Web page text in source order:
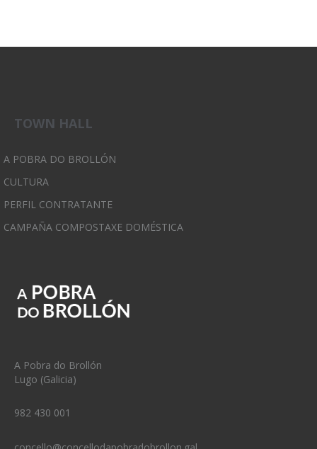
TOWN HALL
A POBRA DO BROLLÓN
CULTURA
PERFIL CONTRATANTE
CAMPAÑA COMPOSTAXE DOMÉSTICA
A Pobra do Brollón
Lugo (Galicia)
982 430 001